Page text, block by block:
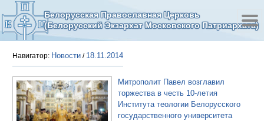
Белорусская Православная Церковь
(Белорусский Экзархат Московского Патриархата)
Навигатор: Новости / 18.11.2014
Митрополит Павел возглавил
торжества в честь 10-летия
Института теологии Белорусского
государственного университета